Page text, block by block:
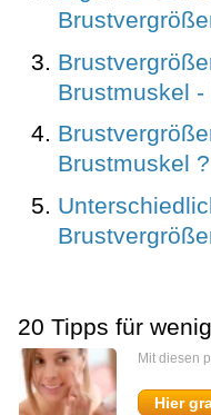
Brustmuskel
Brustmuskel ?
20 Tipps für
Mit diesen
Hier